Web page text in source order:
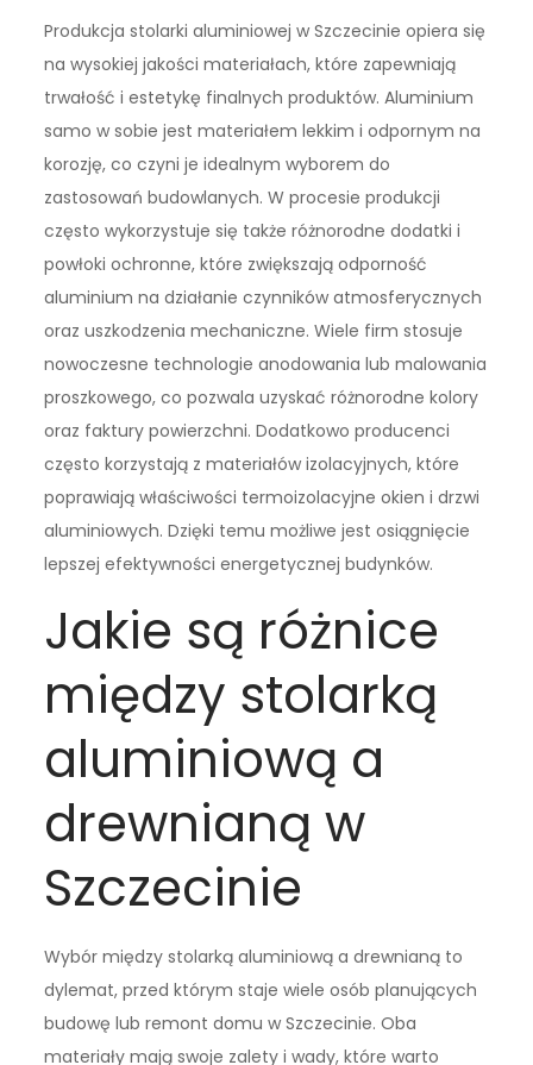
Produkcja stolarki aluminiowej w Szczecinie opiera się
na wysokiej jakości materiałach, które zapewniają
trwałość i estetykę finalnych produktów. Aluminium
samo w sobie jest materiałem lekkim i odpornym na
korozję, co czyni je idealnym wyborem do
zastosowań budowlanych. W procesie produkcji
często wykorzystuje się także różnorodne dodatki i
powłoki ochronne, które zwiększają odporność
aluminium na działanie czynników atmosferycznych
oraz uszkodzenia mechaniczne. Wiele firm stosuje
nowoczesne technologie anodowania lub malowania
proszkowego, co pozwala uzyskać różnorodne kolory
oraz faktury powierzchni. Dodatkowo producenci
często korzystają z materiałów izolacyjnych, które
poprawiają właściwości termoizolacyjne okien i drzwi
aluminiowych. Dzięki temu możliwe jest osiągnięcie
lepszej efektywności energetycznej budynków.
Jakie są różnice
między stolarką
aluminiową a
drewnianą w
Szczecinie
Wybór między stolarką aluminiową a drewnianą to
dylemat, przed którym staje wiele osób planujących
budowę lub remont domu w Szczecinie. Oba
materiały mają swoje zalety i wady, które warto